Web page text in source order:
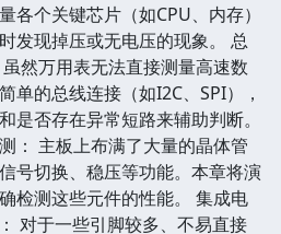
各个关键芯片（如CPU、内存）
发现掉压或无电压的现象。 总
然万用表无法直接测量高速数
单的总线连接（如I2C、SPI），
是否存在异常短路来辅助判断。
： 主板上布满了大量的晶体管
号切换、稳压等功能。本章将演
检测这些元件的性能。 集成电
对于一些引脚较多、不易直接